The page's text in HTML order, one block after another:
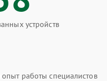
устройств
работы специалистов